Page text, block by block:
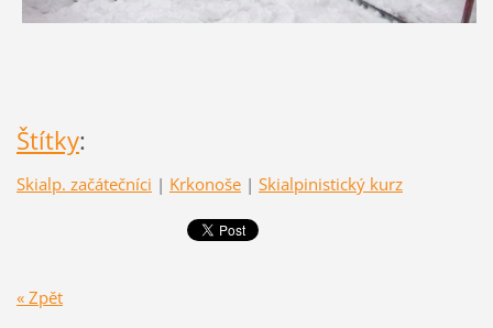
Štítky:
Skialp. začátečníci | Krkonoše | Skialpinistický kurz
« Zpět